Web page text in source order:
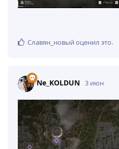
Славян_новыйоценил это.
Ne_KOLDUN 3 июн